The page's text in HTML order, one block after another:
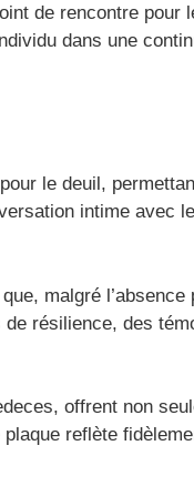
de rencontre pour
dans une
le deuil,
intime avec
malgré l’absence
résilience, des
offrent non
reflète